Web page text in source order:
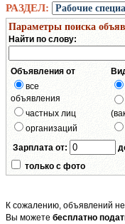
РАЗДЕЛ:
Параметры поиска
Найти по слову:
Объявления от
все
объявления
частных лиц
организаций
Зарплата от:
только с фото
К сожалению, объявлений
Вы можете бесплатно